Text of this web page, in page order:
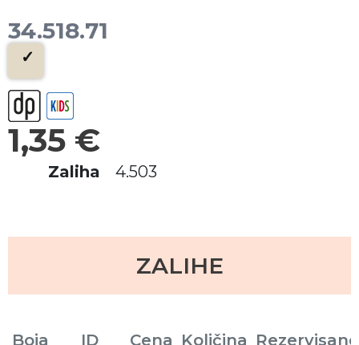
34.518.71
1,35 €
Zaliha 4.503
ZALIHE
Boja ID Cena Količina Rezervisano